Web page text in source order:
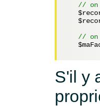
// on
// on
S'il y